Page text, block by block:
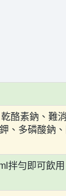
酪素鈉、難
、多磷酸鈉
拌勻即可飲